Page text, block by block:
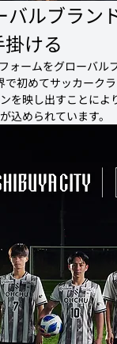
ルブラン
ける
ォームをグローバル
で初めてサッカーク
を映し出すことに
込められています。